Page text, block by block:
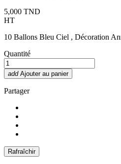
5,000 TND
HT
10 Ballons Bleu Ciel , Décoration
Quantité
add Ajouter au panier
Partager